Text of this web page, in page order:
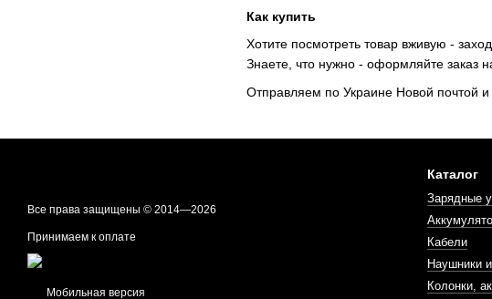
Как купить
Хотите посмотреть товар вживую -
Знаете, что нужно - оформляйте заказ
Отправляем по Украине Новой почтой и
Все права защищены © 2014—2026
Принимаем к оплате
Мобильная версия
Каталог
Зарядные
Кабели
Наушники
Колонки,